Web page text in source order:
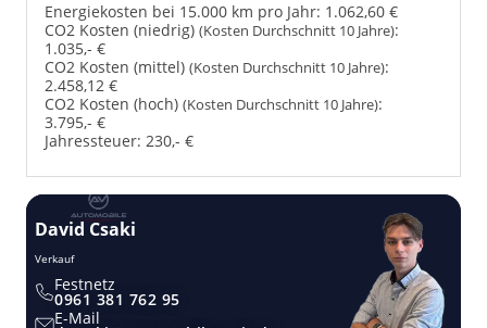
Energiekosten bei 15.000 km pro Jahr: 1.062,60 €
CO2 Kosten (niedrig) (Kosten Durchschnitt 10 Jahre):
1.035,- €
CO2 Kosten (mittel) (Kosten Durchschnitt 10 Jahre):
2.458,12 €
CO2 Kosten (hoch) (Kosten Durchschnitt 10 Jahre):
3.795,- €
Jahressteuer: 230,- €
Thomas Möstel
Verkauf
Festnetz
0961 381 762 95
E-Mail